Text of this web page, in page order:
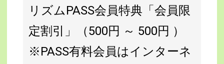
リズムPASS会員特典「会員限
定割引」（500円 ～ 500円 ）
※PASS有料会員はインターネ